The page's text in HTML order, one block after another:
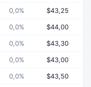
0,0% $43,25
0,0% $44,00
0,0% $43,30
0,0% $43,00
0,0% $43,50